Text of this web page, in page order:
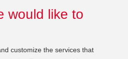
der Technischen
would like to
customize the services that